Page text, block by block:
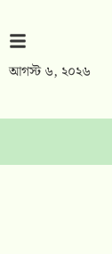
আগস্ট ৬, ২০২৬